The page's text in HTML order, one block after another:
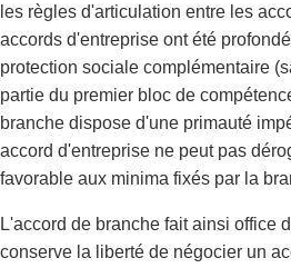
les règles d'articulation entre les
accords d'entreprise ont été
protection sociale complémentaire
partie du premier bloc de
branche dispose d'une primauté
accord d'entreprise ne peut pas
favorable aux minima fixés par la
L'accord de branche fait ainsi office
conserve la liberté de négocier un